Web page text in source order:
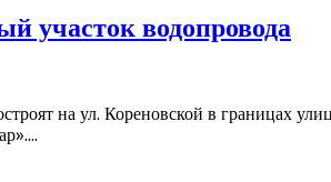
участок водопровода
на ул. Кореновской в границах